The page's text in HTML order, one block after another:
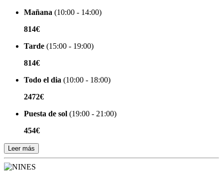
Mañana (10:00 - 14:00)
814€
Tarde (15:00 - 19:00)
814€
Todo el dia (10:00 - 18:00)
2472€
Puesta de sol (19:00 - 21:00)
454€
Leer más
Organizada por